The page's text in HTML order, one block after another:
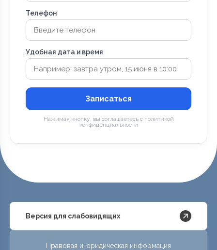
Телефон
Удобная дата и время
Записаться
Нажимая кнопку, вы соглашаетесь с политикой
конфиденциальности
Версия для слабовидящих
Правовая и юридическая информация